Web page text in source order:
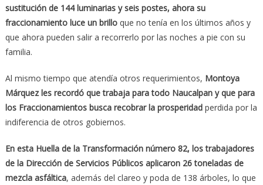
sustitución de 144 luminarias y seis postes, ahora su
fraccionamiento luce un brilloque no tenía en los últimos años y
que ahora pueden salir a recorrerlo por las noches a pie con su
familia.
Al mismo tiempo que atendía otros requerimientos, Montoya
Márquez les recordó que trabaja para todo Naucalpan y que para
los Fraccionamientos busca recobrar la prosperidadperdida por la
indiferencia de otros gobiernos.
En esta Huella de la Transformación número 82, los trabajadores
de la Dirección de Servicios Públicos aplicaron 26 toneladas de
mezcla asfáltica, además del clareo y poda de 138 árboles, lo que